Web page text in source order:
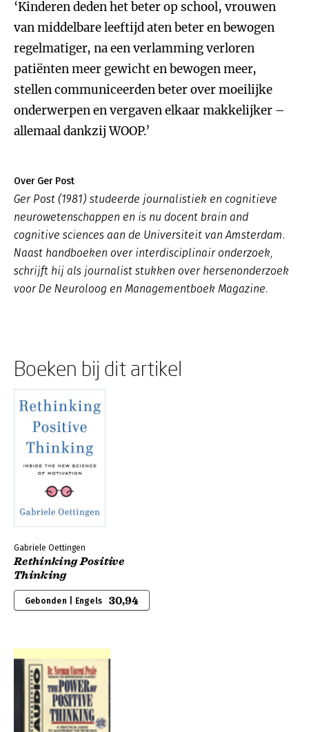
‘Kinderen deden het beter op school, vrouwen
van middelbare leeftijd aten beter en bewogen
regelmatiger, na een verlamming verloren
patiënten meer gewicht en bewogen meer,
stellen communiceerden beter over moeilijke
onderwerpen en vergaven elkaar makkelijker –
allemaal dankzij WOOP.’
Over Ger Post
Ger Post (1981) studeerde journalistiek en cognitieve
neurowetenschappen en is nu docent brain and
cognitive sciences aan de Universiteit van Amsterdam.
Naast handboeken over interdisciplinair onderzoek,
schrijft hij als journalist stukken over hersenonderzoek
voor De Neuroloog en Managementboek Magazine.
Boeken bij dit artikel
Gabriele Oettingen
Rethinking Positive
Thinking
Gebonden | Engels 30,94